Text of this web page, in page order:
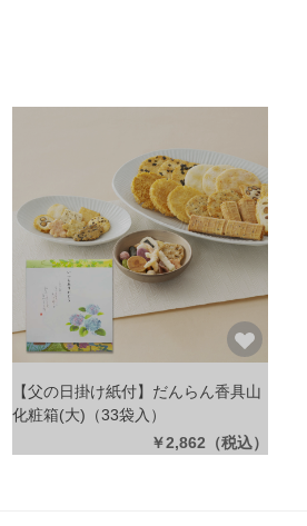
【父の日掛け紙付】だんらん香具山
化粧箱(大) （33袋入）
￥2,862 （税込）